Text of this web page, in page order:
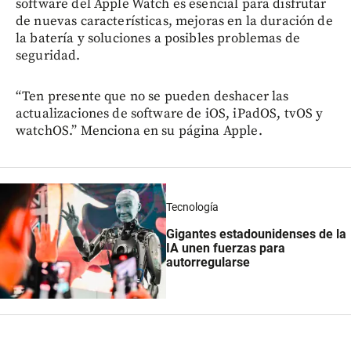
software del Apple Watch es esencial para disfrutar
de nuevas características, mejoras en la duración de
la batería y soluciones a posibles problemas de
seguridad.
“Ten presente que no se pueden deshacer las
actualizaciones de software de iOS, iPadOS, tvOS y
watchOS.” Menciona en su página Apple.
Tecnología
Gigantes estadounidenses de la
IA unen fuerzas para
autorregularse